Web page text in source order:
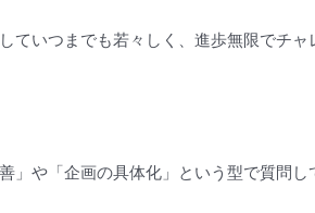
ていつまでも若々しく、進歩無限でチャ
」や「企画の具体化」という型で質問し